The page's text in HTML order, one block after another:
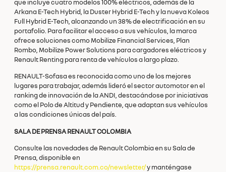
que incluye cuatro modelos 100% eléctricos, además de la
Arkana E-Tech Hybrid, la Duster Hybrid E-Tech y la nueva Koleos
Full Hybrid E-Tech, alcanzando un 38% de electrificación en su
portafolio. Para facilitar el acceso a sus vehículos, la marca
ofrece soluciones como Mobilize Financial Services, Plan
Rombo, Mobilize Power Solutions para cargadores eléctricos y
Renault Renting para renta de vehículos a largo plazo.
RENAULT-Sofasa es reconocida como uno de los mejores
lugares para trabajar, además lideró el sector automotor en el
ranking de innovación de la ANDI, destacándose por iniciativas
como el Polo de Altitud y Pendiente, que adaptan sus vehículos
a las condiciones únicas del país.
SALA DE PRENSA RENAULT COLOMBIA
Consulte las novedades de Renault Colombia en su Sala de
Prensa, disponible en
https://prensa.renault.com.co/newsletter/y manténgase